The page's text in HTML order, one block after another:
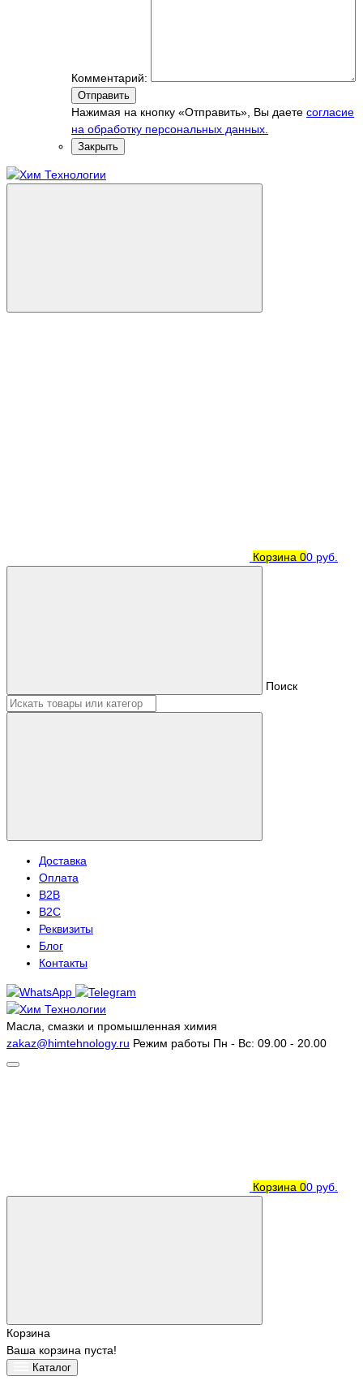
Комментарий:
Отправить
Нажимая на кнопку «Отправить», Вы даете согласие
на обработку персональных данных.
Закрыть
Корзина 00 руб.
Поиск
Доставка
Оплата
B2B
B2C
Реквизиты
Блог
Контакты
Масла, смазки и промышленная химия
zakaz@himtehnology.ru Режим работы Пн - Вс: 09.00 - 20.00
Корзина 00 руб.
Корзина
Ваша корзина пуста!
Каталог